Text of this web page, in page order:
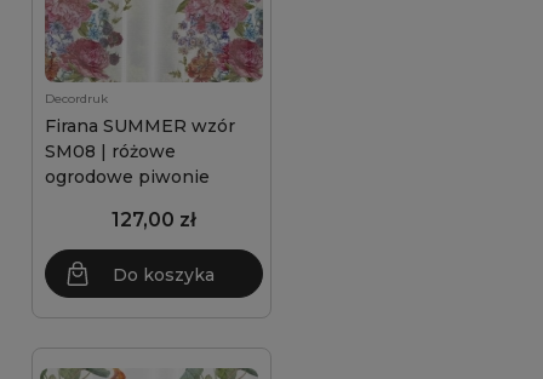
Decordruk
Firana SUMMER wzór
SM08 | różowe
ogrodowe piwonie
127,00 zł
Do koszyka